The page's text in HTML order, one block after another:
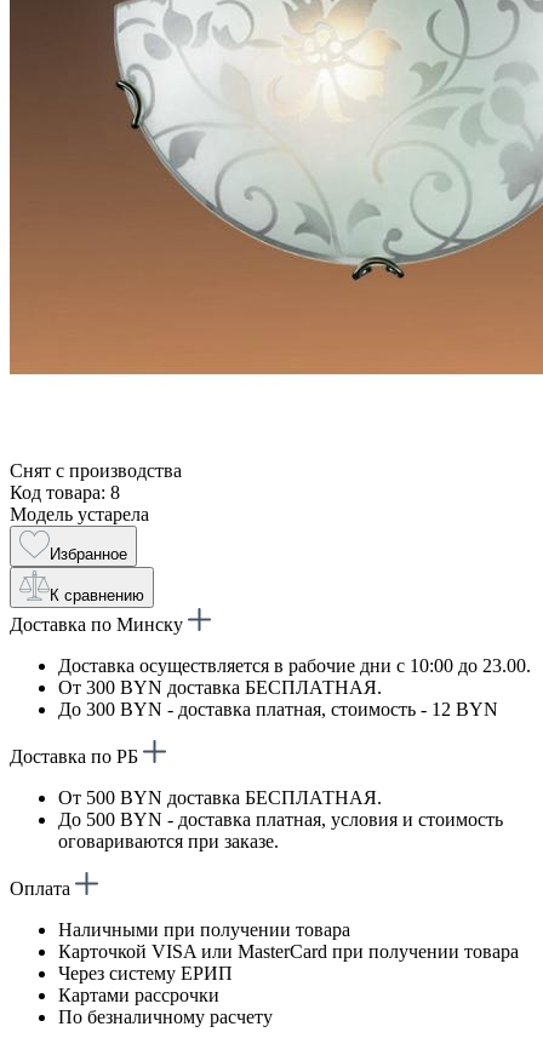
Снят с производства
Код товара: 8
Модель устарела
Избранное
К сравнению
Доставка по Минску
Доставка осуществляется в рабочие дни с 10:00 до 23.00.
От 300 BYN доставка БЕСПЛАТНАЯ.
До 300 BYN - доставка платная, стоимость - 12 BYN
Доставка по РБ
От 500 BYN доставка БЕСПЛАТНАЯ.
До 500 BYN - доставка платная, условия и стоимость
оговариваются при заказе.
Оплата
Наличными при получении товара
Карточкой VISA или MasterCard при получении товара
Через систему ЕРИП
Картами рассрочки
По безналичному расчету